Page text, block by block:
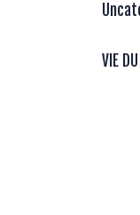
VIE